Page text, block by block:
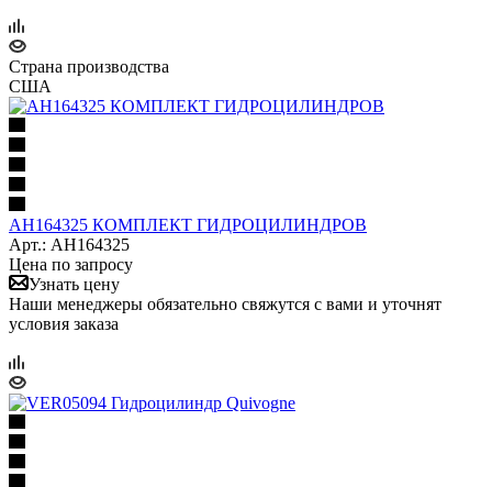
Страна производства
США
AH164325 КОМПЛЕКТ ГИДРОЦИЛИНДРОВ
Арт.: AH164325
Цена по запросу
Узнать цену
Наши менеджеры обязательно свяжутся с вами и уточнят
условия заказа